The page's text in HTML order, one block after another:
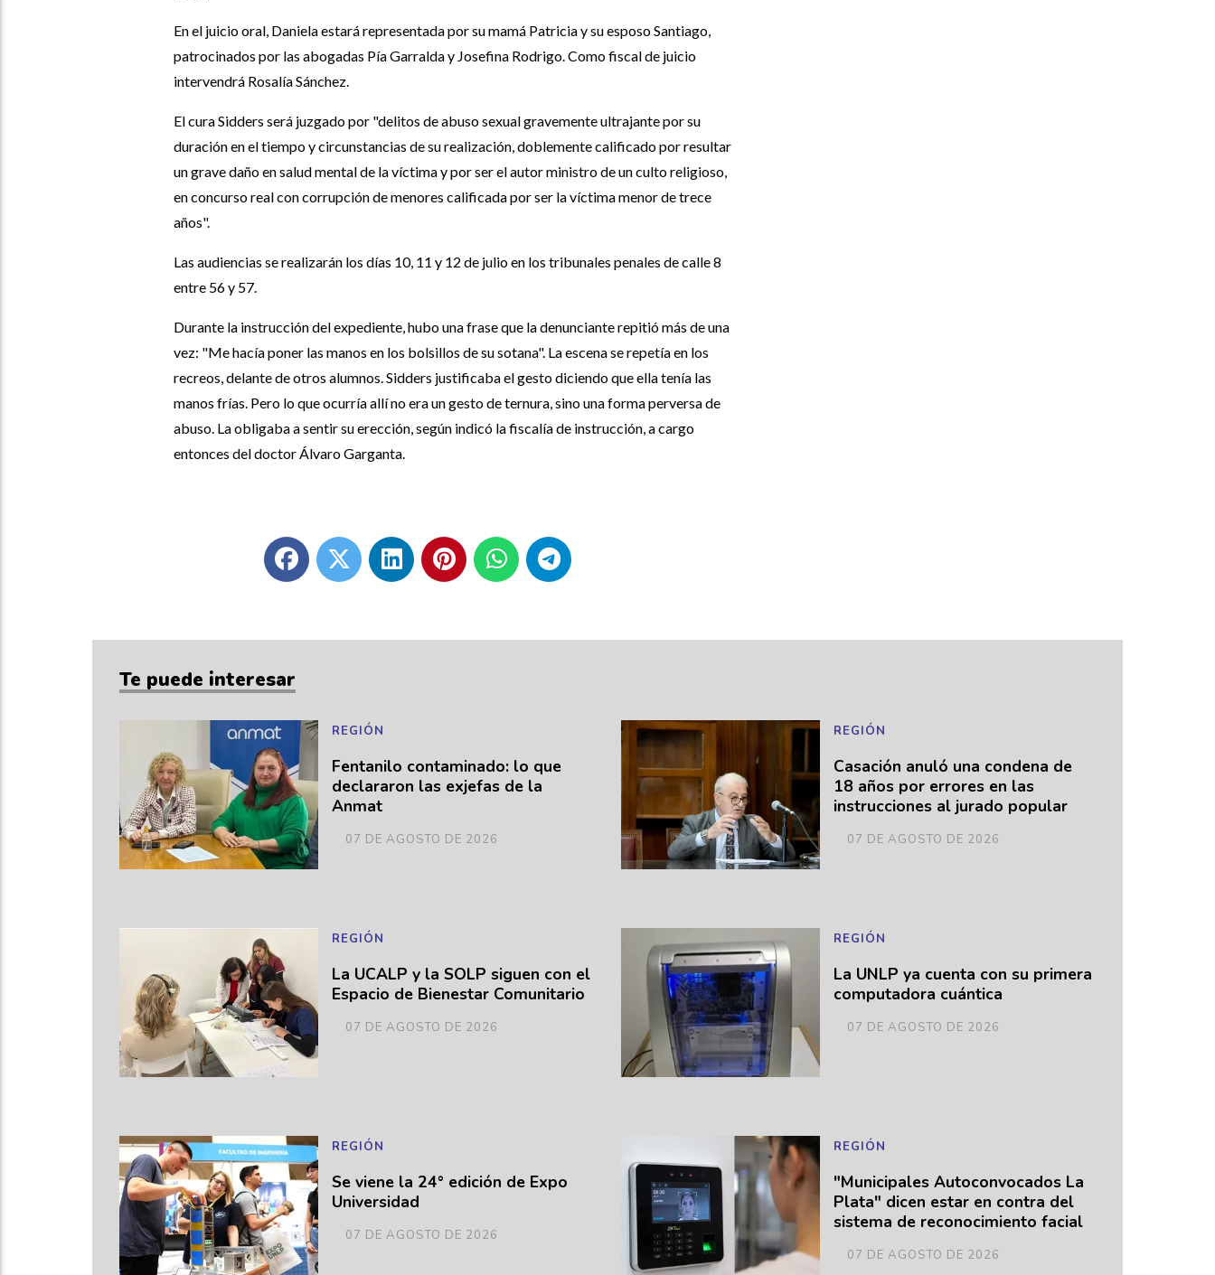
En el juicio oral, Daniela estará representada por su mamá Patricia y su esposo Santiago,
patrocinados por las abogadas Pía Garralda y Josefina Rodrigo. Como fiscal de juicio
intervendrá Rosalía Sánchez.
El cura Sidders será juzgado por "delitos de abuso sexual gravemente ultrajante por su
duración en el tiempo y circunstancias de su realización, doblemente calificado por resultar
un grave daño en salud mental de la víctima y por ser el autor ministro de un culto religioso,
en concurso real con corrupción de menores calificada por ser la víctima menor de trece
años".
Las audiencias se realizarán los días 10, 11 y 12 de julio en los tribunales penales de calle 8
entre 56 y 57.
Durante la instrucción del expediente, hubo una frase que la denunciante repitió más de una
vez: "Me hacía poner las manos en los bolsillos de su sotana". La escena se repetía en los
recreos, delante de otros alumnos. Sidders justificaba el gesto diciendo que ella tenía las
manos frías. Pero lo que ocurría allí no era un gesto de ternura, sino una forma perversa de
abuso. La obligaba a sentir su erección, según indicó la fiscalía de instrucción, a cargo
entonces del doctor Álvaro Garganta.
Te puede interesar
Fentanilo contaminado: lo que
declararon las exjefas de la
Anmat
REGIÓN
07 DE AGOSTO DE 2026
Casación anuló una condena de
18 años por errores en las
instrucciones al jurado popular
REGIÓN
07 DE AGOSTO DE 2026
La UCALP y la SOLP siguen con el
Espacio de Bienestar Comunitario
REGIÓN
07 DE AGOSTO DE 2026
La UNLP ya cuenta con su primera
computadora cuántica
REGIÓN
07 DE AGOSTO DE 2026
Se viene la 24° edición de Expo
Universidad
REGIÓN
07 DE AGOSTO DE 2026
"Municipales Autoconvocados La
Plata" dicen estar en contra del
sistema de reconocimiento facial
REGIÓN
07 DE AGOSTO DE 2026